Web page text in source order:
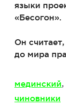
языки
«Бесогон».
Он
до мира
Метки
мединский,
чиновники